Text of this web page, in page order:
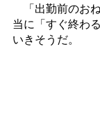
「出勤前のお
当に「すぐ終わ
いきそうだ。